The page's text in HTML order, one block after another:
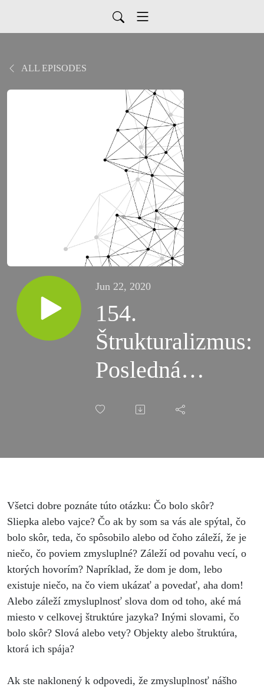
ALL EPISODES
Jun 22, 2020
154.
Štrukturalizmus:
Posledná
filozofická
Všetci dobre poznáte túto otázku: Čo bolo skôr?
Sliepka alebo vajce? Čo ak by som sa vás ale spýtal, čo
bolo skôr, teda, čo spôsobilo alebo od čoho záleží, že je
niečo, čo poviem zmysluplné? Záleží od povahu vecí, o
ktorých hovorím? Napríklad, že dom je dom, lebo
existuje niečo, na čo viem ukázať a povedať, aha dom!
Alebo záleží zmysluplnosť slova dom od toho, aké má
miesto v celkovej štruktúre jazyka? Inými slovami, čo
bolo skôr? Slová alebo vety? Objekty alebo štruktúra,
ktorá ich spája?
Ak ste naklonený k odpovedi, že zmysluplnosť nášho